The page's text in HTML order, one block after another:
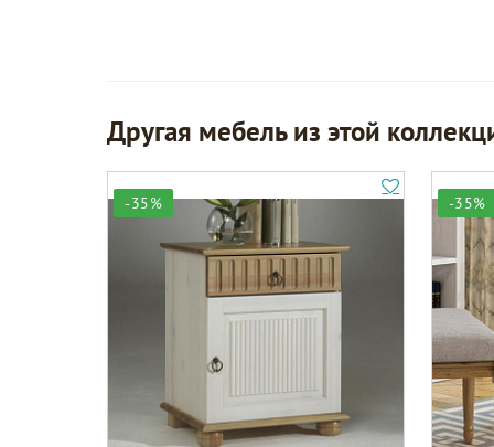
Другая мебель из этой
-35% -35%